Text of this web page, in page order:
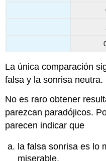
La única comparación
falsa y la sonrisa neutra.
No es raro obtener
parezcan paradójicos.
parecen indicar que
la falsa sonrisa es lo
miserable,